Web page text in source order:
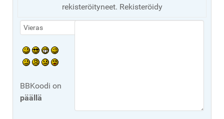
rekisteröityneet. Rekisteröidy
BBKoodi on
päällä